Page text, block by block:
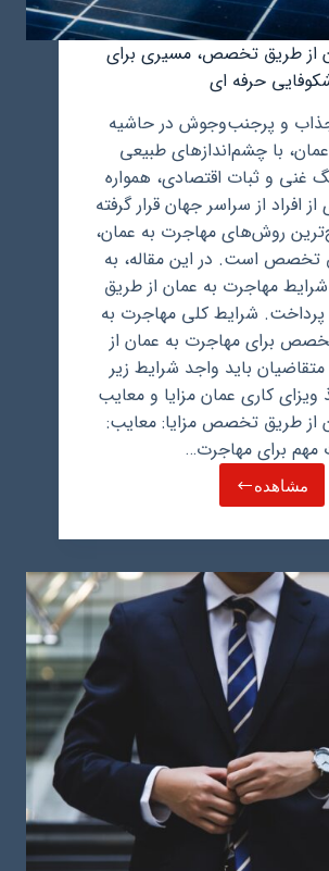
از طریق تخصص، مسیری برای
حرفه ای
و پرجنب‌وجوش در حاشیه
با چشم‌اندازهای طبیعی
غنی و ثبات اقتصادی، همواره
افراد از سراسر جهان قرار گرفته
روش‌های مهاجرت به عمان،
تخصص است. در این مقاله، به
مهاجرت به عمان از طریق
شرایط کلی مهاجرت به
برای مهاجرت به عمان از
باید واجد شرایط زیر
ویزای کاری عمان مزایا و معایب
از طریق تخصص مزایا: معایب:
مهم برای مهاجرت…
مشاهدهمهاجرت
عمان
طریق
تخصص،
مسیری
برای
شکوفایی
حرفه
ای